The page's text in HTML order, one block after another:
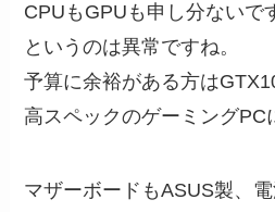
CPUもGPUも申し分ないで
というのは異常ですね。
予算に余裕がある方は
高スペックのゲーミングPC
マザーボードもASUS製、